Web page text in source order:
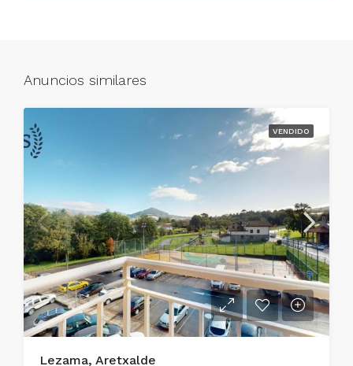
Anuncios similares
VENDIDO
Lezama, Aretxalde